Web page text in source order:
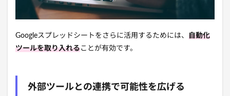
Googleスプレッドシートをさらに活用するためには、 自動化
ツールを取り入れることが有効です。
外部ツールとの連携で可能性を広げる